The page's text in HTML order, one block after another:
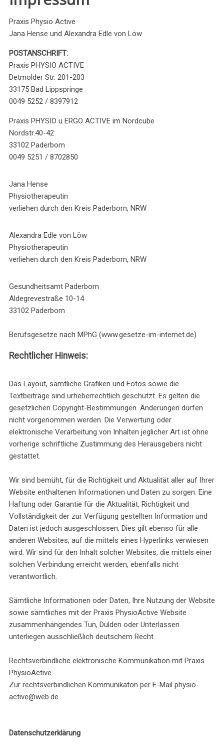
Praxis Physio Active
Jana Hense und Alexandra Edle von Löw
POSTANSCHRIFT:
Praxis PHYSIO ACTIVE
Detmolder Str. 201-203
33175 Bad Lippspringe
0049 5252 / 8397912
Praxis PHYSIO u ERGO ACTIVE im Nordcube
Nordstr.40-42
33102 Paderborn
0049 5251 / 8702850
Jana Hense
Physiotherapeutin
verliehen durch den Kreis Paderborn, NRW
Alexandra Edle von Löw
Physiotherapeutin
verliehen durch den Kreis Paderborn, NRW
Gesundheitsamt Paderborn
Aldegrevestraße 10-14
33102 Paderborn
Berufsgesetze nach MPhG (www.gesetze-im-internet.de)
Rechtlicher Hinweis:
Das Layout, sämtliche Grafiken und Fotos sowie die
Textbeiträge sind urheberrechtlich geschützt. Es gelten die
gesetzlichen Copyright-Bestimmungen. Änderungen dürfen
nicht vorgenommen werden. Die Verwertung oder
elektronische Verarbeitung von Inhalten jeglicher Art ist ohne
vorherige schriftliche Zustimmung des Herausgebers nicht
gestattet.
Wir sind bemüht, für die Richtigkeit und Aktualität aller auf Ihrer
Website enthaltenen Informationen und Daten zu sorgen. Eine
Haftung oder Garantie für die Aktualität, Richtigkeit und
Vollständigkeit der zur Verfügung gestellten Information und
Daten ist jedoch ausgeschlossen. Dies gilt ebenso für alle
anderen Websites, auf die mittels eines Hyperlinks verwiesen
wird. Wir sind für den Inhalt solcher Websites, die mittels einer
solchen Verbindung erreicht werden, ebenfalls nicht
verantwortlich.
Sämtliche Informationen oder Daten, Ihre Nutzung der Website
sowie sämtliches mit der Praxis PhysioActive Website
zusammenhängendes Tun, Dulden oder Unterlassen
unterliegen ausschließlich deutschem Recht.
Rechtsverbindliche elektronische Kommunikation mit Praxis
PhysioActive
Zur rechtsverbindlichen Kommunikaton per E-Mail physio-
active@web.de
Datenschutzerklärung